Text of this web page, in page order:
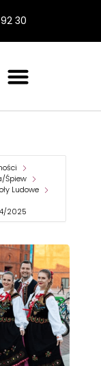
30
Śpiew
Ludowe
2025